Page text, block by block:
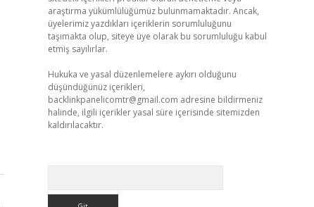
araştırma yükümlülüğümüz bulunmamaktadır. Ancak,
üyelerimiz yazdıkları içeriklerin sorumluluğunu
taşımakta olup, siteye üye olarak bu sorumluluğu kabul
etmiş sayılırlar.
Hukuka ve yasal düzenlemelere aykırı olduğunu
düşündüğünüz içerikleri,
backlinkpanelicomtr@gmail.com adresine bildirmeniz
halinde, ilgili içerikler yasal süre içerisinde sitemizden
kaldırılacaktır.